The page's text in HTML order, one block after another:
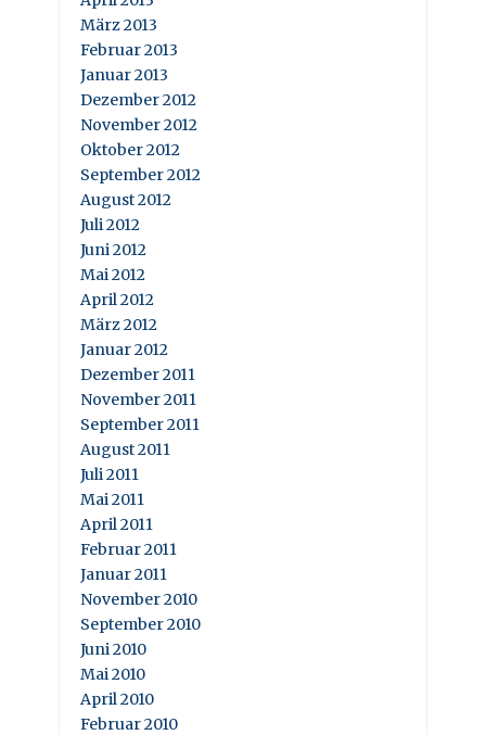
März 2013
Februar 2013
Januar 2013
Dezember 2012
November 2012
Oktober 2012
September 2012
August 2012
Juli 2012
Juni 2012
Mai 2012
April 2012
März 2012
Januar 2012
Dezember 2011
November 2011
September 2011
August 2011
Juli 2011
Mai 2011
April 2011
Februar 2011
Januar 2011
November 2010
September 2010
Juni 2010
Mai 2010
April 2010
Februar 2010